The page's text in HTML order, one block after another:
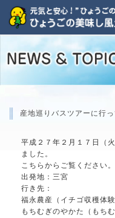
産地巡りバスツアーに行っ
平成２７年２月１７日（
ました。
こちらからご覧ください
出発地：三宮
行き先：
福永農産（イチゴ収穫体
もちむぎのやかた（もち